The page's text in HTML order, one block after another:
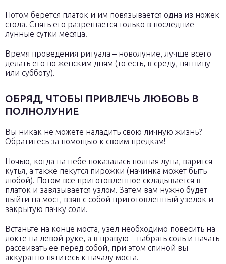
Потом берется платок и им повязывается одна из ножек
стола. Снять его разрешается только в последние
лунные сутки месяца!
Время проведения ритуала – новолуние, лучше всего
делать его по женским дням (то есть, в среду, пятницу
или субботу).
ОБРЯД, ЧТОБЫ ПРИВЛЕЧЬ ЛЮБОВЬ В
ПОЛНОЛУНИЕ
Вы никак не можете наладить свою личную жизнь?
Обратитесь за помощью к своим предкам!
Ночью, когда на небе показалась полная луна, варится
кутья, а также пекутся пирожки (начинка может быть
любой). Потом все приготовленное складывается в
платок и завязывается узлом. Затем вам нужно будет
выйти на мост, взяв с собой приготовленный узелок и
закрытую пачку соли.
Встаньте на конце моста, узел необходимо повесить на
локте на левой руке, а в правую – набрать соль и начать
рассеивать ее перед собой, при этом спиной вы
аккуратно пятитесь к началу моста.